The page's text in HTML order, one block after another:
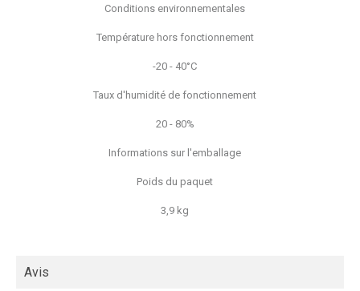
Conditions environnementales
Température hors fonctionnement
-20 - 40°C
Taux d'humidité de fonctionnement
20 - 80%
Informations sur l'emballage
Poids du paquet
3,9 kg
Avis